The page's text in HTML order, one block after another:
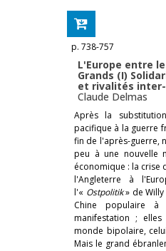
p. 738-757
L'Europe entre
Grands (I)
et rivalités
Claude Delmas
Après la
pacifique à la guerre
fin de l'après-guerre,
peu à une nouvelle
économique : la crise
l'Angleterre à
l'« Ostpolitik» de Willy
Chine populaire
manifestation ;
monde bipolaire,
Mais le grand